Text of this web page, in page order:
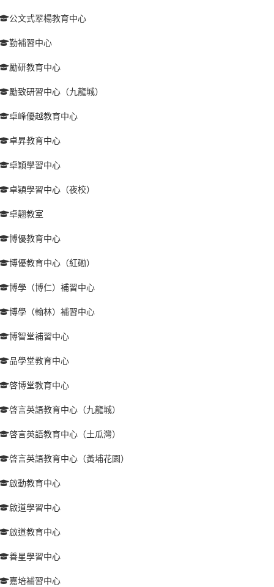
公文式翠楊教育中心
勤補習中心
勵研教育中心
勵致研習中心（九龍城）
卓峰優越教育中心
卓昇教育中心
卓穎學習中心
卓穎學習中心（夜校）
卓翹教室
博優教育中心
博優教育中心（紅磡）
博學（博仁）補習中心
博學（翰林）補習中心
博智堂補習中心
品學堂教育中心
啓博堂教育中心
啓言英語教育中心（九龍城）
啓言英語教育中心（土瓜灣）
啓言英語教育中心（黃埔花園）
啟動教育中心
啟道學習中心
啟道教育中心
善星學習中心
嘉培補習中心